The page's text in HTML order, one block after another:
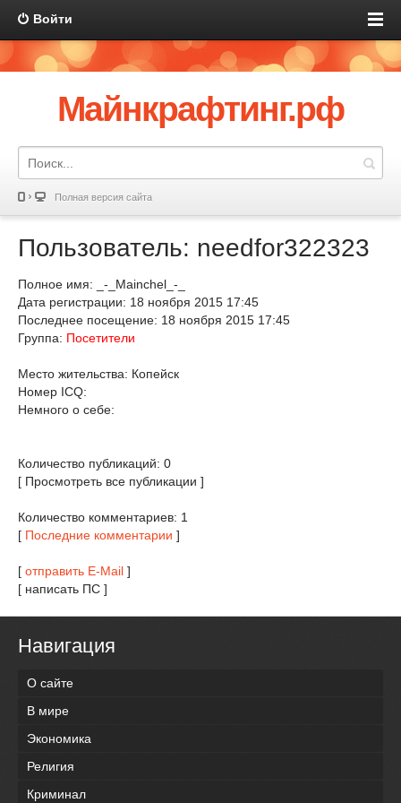
Войти
Майнкрафтинг.рф
Полная версия сайта
Пользователь: needfor322323
Полное имя: _-_Mainchel_-_
Дата регистрации: 18 ноября 2015 17:45
Последнее посещение: 18 ноября 2015 17:45
Группа: Посетители
Место жительства: Копейск
Номер ICQ:
Немного о себе:
Количество публикаций: 0
[ Просмотреть все публикации ]
Количество комментариев: 1
[ Последние комментарии ]
[ отправить E-Mail ]
[ написать ПС ]
Навигация
О сайте
В мире
Экономика
Религия
Криминал